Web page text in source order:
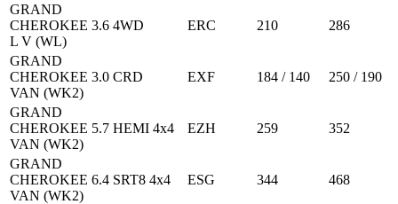
GRAND
CHEROKEE
L V (WL)
3.6 4WD ERC 210 286
GRAND
CHEROKEE
VAN (WK2)
3.0 CRD EXF 184 / 140 250 / 190
GRAND
CHEROKEE
VAN (WK2)
5.7 HEMI 4x4 EZH 259 352
GRAND
CHEROKEE
VAN (WK2)
6.4 SRT8 4x4 ESG 344 468